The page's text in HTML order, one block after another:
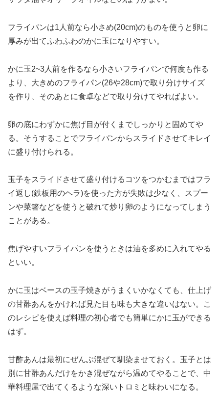
フライパンは1人前なら小さめ(20cm)のものを使うと卵に
厚みが出てふわふわのかに玉になりやすい。
かに玉2~3人前を作るなら小さいフライパンで何度も作る
より、大きめのフライパン(26や28cm)で取り分けサイズ
を作り、そのあとに食卓などで取り分けてやればよい。
卵の底にわずかに焦げ目が付くまでしっかりと固めてや
る。そうすることでフライパンからスライドさせてキレイ
に盛り付けられる。
玉子をスライドさせて盛り付けるコツをつかむまではフラ
イ返し(鉄板用のヘラ)を使った方が失敗は少なく、スプー
ンや菜箸などを使うと破れて炒り卵のようになってしまう
ことがある。
焦げやすいフライパンを使うときは油を多めに入れてやる
といい。
かに玉はベースの玉子焼きがうまくいかなくても、仕上げ
の甘酢あんをかければ見た目も味も大きな違いはない。こ
のレシピを使えば料理の初心者でも簡単にかに玉ができる
はず。
甘酢あんは最初にぜんぶ混ぜて馴染ませておく。玉子とは
別に甘酢あんだけをかき混ぜながら温めてやることで、中
華料理屋で出てくるような深いトロミと味わいになる。